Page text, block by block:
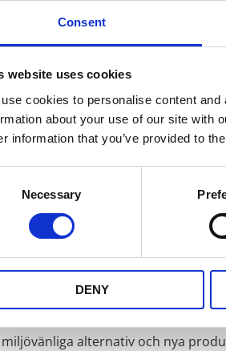
Consent
website uses cookies
cookies to personalise content
about your use of our site with
information that you’ve provided to
Necessary
DENY
(80 % återvunnen bomull och
använd ej blekningsmedel,
älgar som för tankarna
Handdukarna är
På sätt värnar vi om både
att den här produkten är
blivit över från tidigare
kastats bort och blivit
här omfattningen är hållbart och
garanterat ett bra miljöval.
Det är lika mycket vatten som
för våra medarbetare i Indien.
miljövänliga alternativ och nya